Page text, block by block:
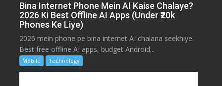
Bina Internet Phone Mein AI Kaise Chalaye?
2026 Ki Best Offline AI Apps (Under ₹20k
Phones Ke Liye)
2026 mein phone pe bina internet AI chalana seekhiye.
Best free offline AI apps, budget Android...
Mobile Technology